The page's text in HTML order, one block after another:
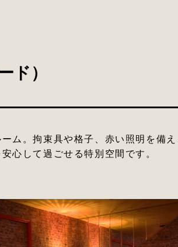
ド）
ム。拘束具や格子、赤い照明を備え
心して過ごせる特別空間です。